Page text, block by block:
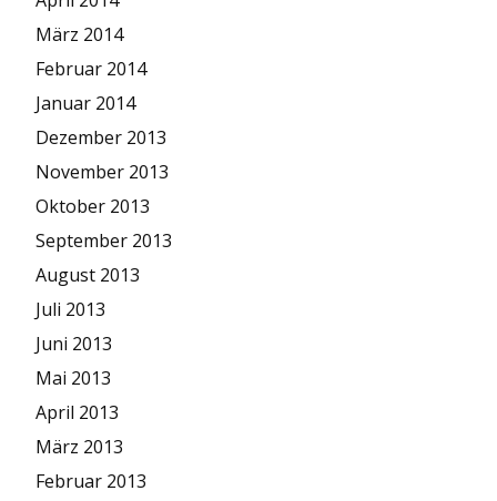
März 2014
Februar 2014
Januar 2014
Dezember 2013
November 2013
Oktober 2013
September 2013
August 2013
Juli 2013
Juni 2013
Mai 2013
April 2013
März 2013
Februar 2013